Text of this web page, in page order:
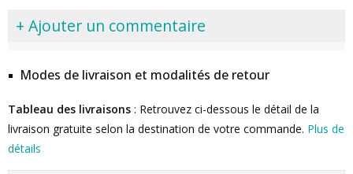
+ Ajouter un commentaire
Modes de livraison et modalités de retour
Tableau des livraisons : Retrouvez ci-dessous le détail de la
livraison gratuite selon la destination de votre commande. Plus de
détails